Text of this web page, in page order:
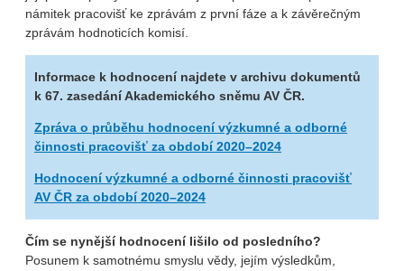
námitek pracovišť ke zprávám z první fáze a k závěrečným
zprávám hodnoticích komisí.
Informace k hodnocení najdete v archivu dokumentů
k 67. zasedání Akademického sněmu AV ČR.
Zpráva o průběhu hodnocení výzkumné a odborné
činnosti pracovišť za období 2020–2024
Hodnocení výzkumné a odborné činnosti pracovišť
AV ČR za období 2020–2024
Čím se nynější hodnocení lišilo od posledního?
Posunem k samotnému smyslu vědy, jejím výsledkům,